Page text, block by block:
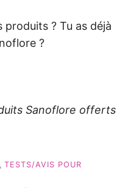
produits ? Tu as déjà
?
Sanoflore offerts
TESTS/AVIS POUR